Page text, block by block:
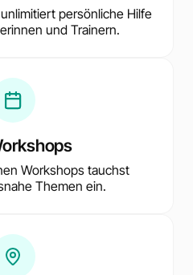
persönliche Hilfe
und Trainern.
Workshops tauchst
Themen ein.